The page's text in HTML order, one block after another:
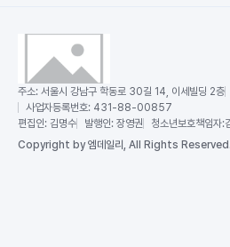
주소: 서울시 강남구 학동로 30길 14, 이세빌딩 2층
사업자등록번호: 431-88-00857
편집인: 김명수 발행인: 장영권 청소년보호책임자:
Copyright by 엠데일리, All Rights